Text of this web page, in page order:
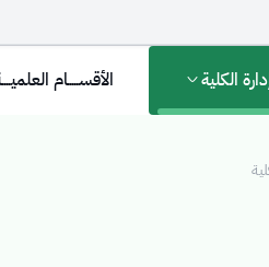
الكلية الأقســـــام